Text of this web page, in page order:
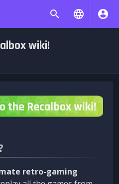
wiki!
retro-gaming